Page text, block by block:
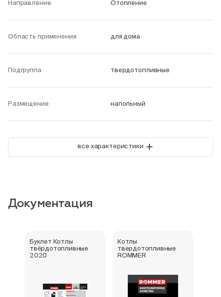
Направление Отопление
Область применения для дома
Подгруппа твердотопливные
Размещение напольный
все характеристики +
Документация
Буклет Котлы
твёрдотопливные
2020
Котлы
твердотопливные
ROMMER